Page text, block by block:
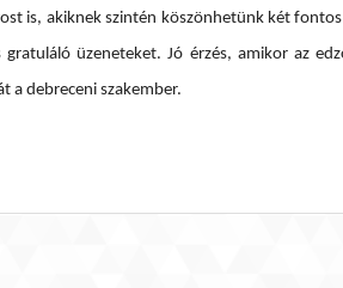
is, akiknek szintén köszönhetünk két
üzeneteket. Jó érzés, amikor az
a debreceni szakember.